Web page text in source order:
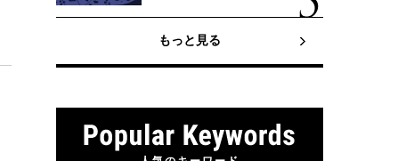
もっと見る